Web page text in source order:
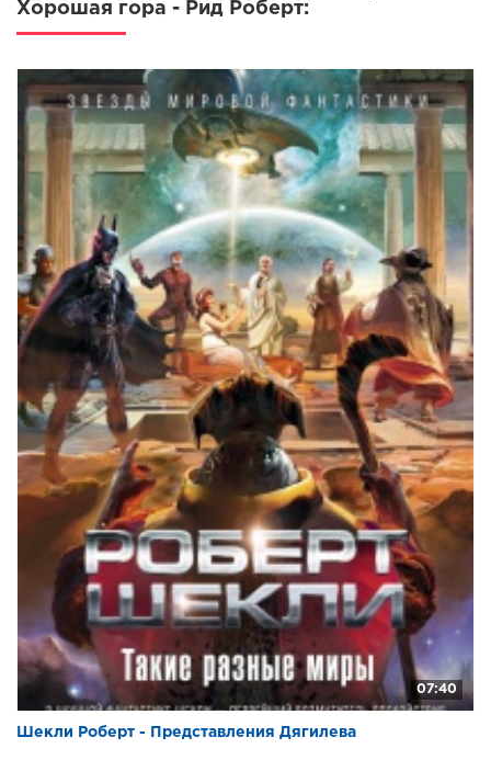
Хорошая гора - Рид Роберт:
07:40
Шекли Роберт - Представления Дягилева